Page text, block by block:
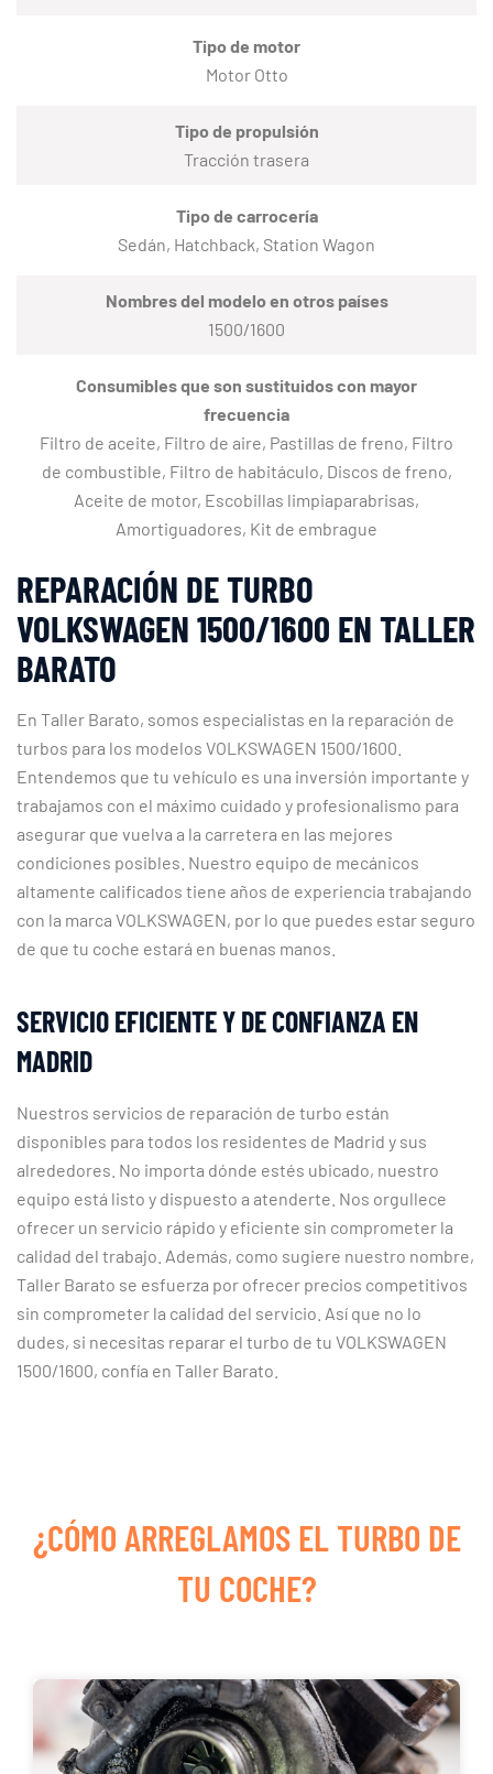
Tipo de motor
Motor Otto
Tipo de propulsión
Tracción trasera
Tipo de carrocería
Sedán, Hatchback, Station Wagon
Nombres del modelo en otros países
1500/1600
Consumibles que son sustituidos con mayor
frecuencia
Filtro de aceite, Filtro de aire, Pastillas de freno, Filtro
de combustible, Filtro de habitáculo, Discos de freno,
Aceite de motor, Escobillas limpiaparabrisas,
Amortiguadores, Kit de embrague
REPARACIÓN DE TURBO
VOLKSWAGEN 1500/1600 EN TALLER
BARATO
En Taller Barato, somos especialistas en la reparación de
turbos para los modelos VOLKSWAGEN 1500/1600.
Entendemos que tu vehículo es una inversión importante y
trabajamos con el máximo cuidado y profesionalismo para
asegurar que vuelva a la carretera en las mejores
condiciones posibles. Nuestro equipo de mecánicos
altamente calificados tiene años de experiencia trabajando
con la marca VOLKSWAGEN, por lo que puedes estar seguro
de que tu coche estará en buenas manos.
SERVICIO EFICIENTE Y DE CONFIANZA EN
MADRID
Nuestros servicios de reparación de turbo están
disponibles para todos los residentes de Madrid y sus
alrededores. No importa dónde estés ubicado, nuestro
equipo está listo y dispuesto a atenderte. Nos orgullece
ofrecer un servicio rápido y eficiente sin comprometer la
calidad del trabajo. Además, como sugiere nuestro nombre,
Taller Barato se esfuerza por ofrecer precios competitivos
sin comprometer la calidad del servicio. Así que no lo
dudes, si necesitas reparar el turbo de tu VOLKSWAGEN
1500/1600, confía en Taller Barato.
¿CÓMO ARREGLAMOS EL TURBO DE
TU COCHE?